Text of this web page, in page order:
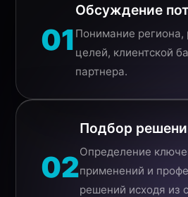
01
Обсуждение
Понимание региона,
целей, клиентской
партнера.
02
Подбор
Определение
применений и
решений исходя из